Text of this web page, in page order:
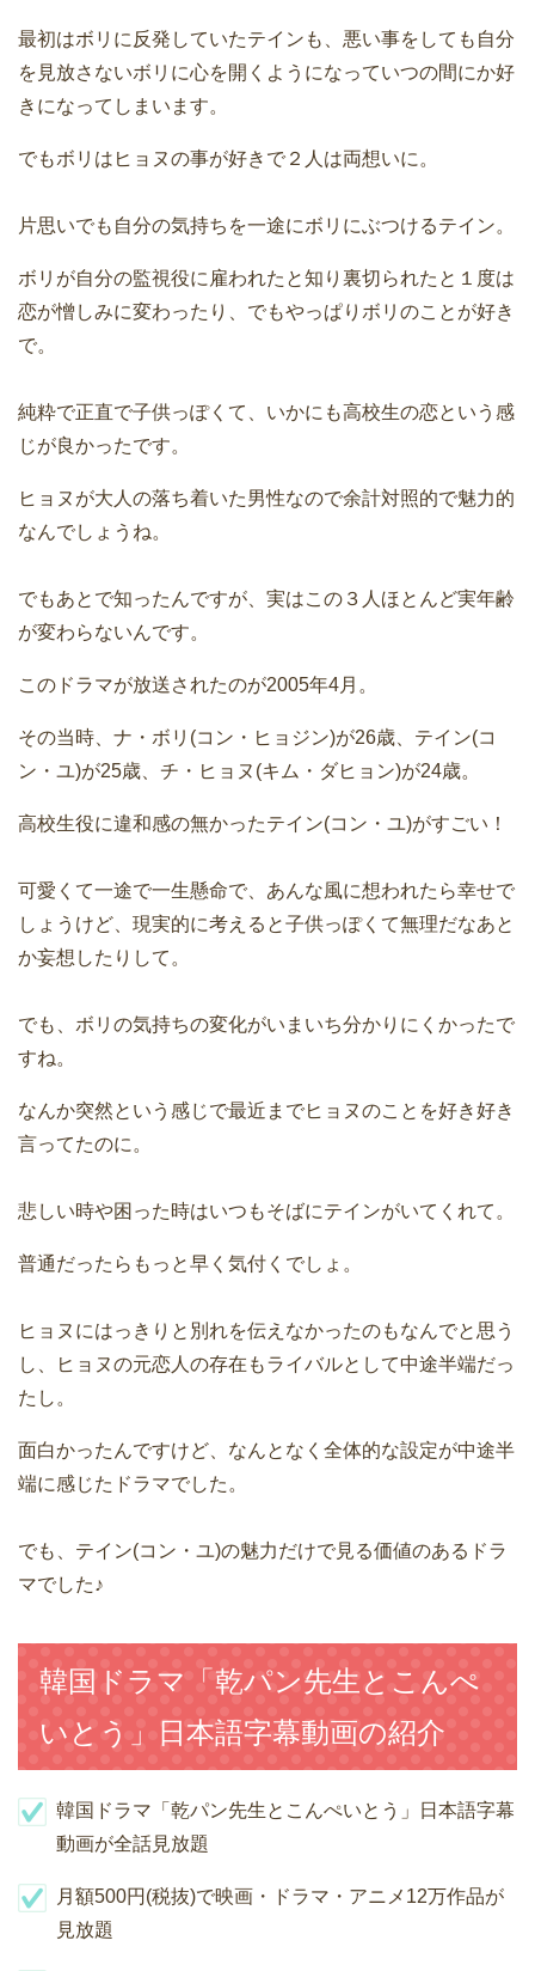
最初はボリに反発していたテインも、悪い事をしても自分
を見放さないボリに心を開くようになっていつの間にか好
きになってしまいます。
でもボリはヒョヌの事が好きで２人は両想いに。
片思いでも自分の気持ちを一途にボリにぶつけるテイン。
ボリが自分の監視役に雇われたと知り裏切られたと１度は
恋が憎しみに変わったり、でもやっぱりボリのことが好き
で。
純粋で正直で子供っぽくて、いかにも高校生の恋という感
じが良かったです。
ヒョヌが大人の落ち着いた男性なので余計対照的で魅力的
なんでしょうね。
でもあとで知ったんですが、実はこの３人ほとんど実年齢
が変わらないんです。
このドラマが放送されたのが2005年4月。
その当時、ナ・ボリ(コン・ヒョジン)が26歳、テイン(コ
ン・ユ)が25歳、チ・ヒョヌ(キム・ダヒョン)が24歳。
高校生役に違和感の無かったテイン(コン・ユ)がすごい！
可愛くて一途で一生懸命で、あんな風に想われたら幸せで
しょうけど、現実的に考えると子供っぽくて無理だなあと
か妄想したりして。
でも、ボリの気持ちの変化がいまいち分かりにくかったで
すね。
なんか突然という感じで最近までヒョヌのことを好き好き
言ってたのに。
悲しい時や困った時はいつもそばにテインがいてくれて。
普通だったらもっと早く気付くでしょ。
ヒョヌにはっきりと別れを伝えなかったのもなんでと思う
し、ヒョヌの元恋人の存在もライバルとして中途半端だっ
たし。
面白かったんですけど、なんとなく全体的な設定が中途半
端に感じたドラマでした。
でも、テイン(コン・ユ)の魅力だけで見る価値のあるドラ
マでした♪
韓国ドラマ「乾パン先生とこんぺ
いとう」日本語字幕動画の紹介
韓国ドラマ「乾パン先生とこんぺいとう」日本語字幕
動画が全話見放題
月額500円(税抜)で映画・ドラマ・アニメ12万作品が
見放題